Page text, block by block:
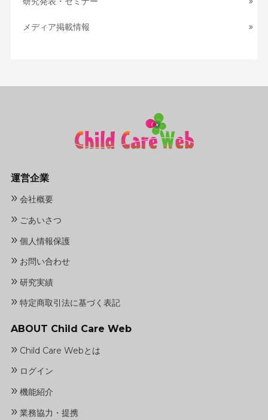
メディア掲載情報
運営企業
» 会社概要
» ごあいさつ
» 個人情報保護
» お問い合わせ
» 研究実績
» 特定商取引法に基づく表記
ABOUT Child Care Web
» Child Care Webとは
» ログイン
» 機能紹介
» 業務協力・提携